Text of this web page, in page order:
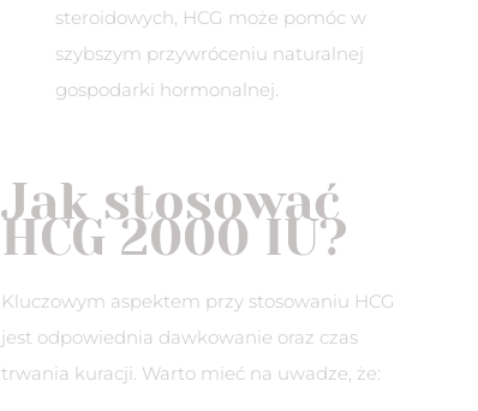
steroidowych, HCG może pomóc w
szybszym przywróceniu naturalnej
gospodarki hormonalnej.
Jak stosować
HCG 2000 IU?
Kluczowym aspektem przy stosowaniu HCG
jest odpowiednia dawkowanie oraz czas
trwania kuracji. Warto mieć na uwadze, że: